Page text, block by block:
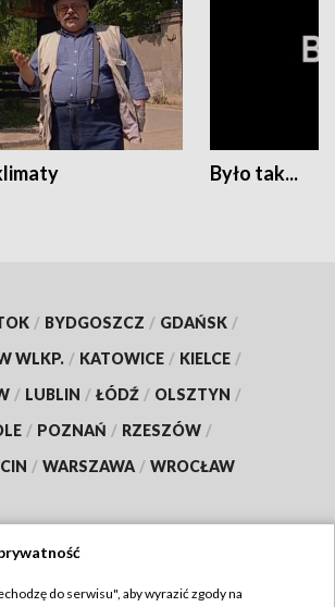
Było tak...
/ BYDGOSZCZ / GDAŃSK /
WLKP. / KATOWICE / KIELCE /
/ LUBLIN / ŁÓDŹ / OLSZTYN /
/ POZNAŃ / RZESZÓW /
/ WARSZAWA / WROCŁAW
do serwisu", aby wyrazić zgody na